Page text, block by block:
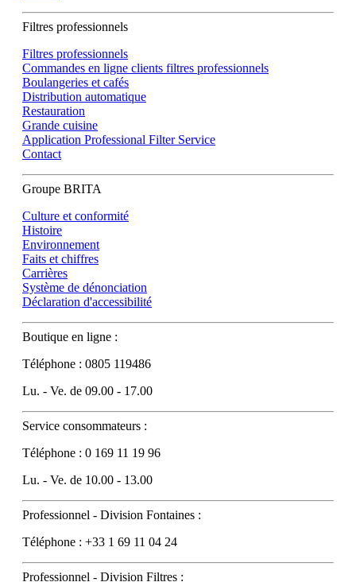
Filtres professionnels
Filtres professionnels
Commandes en ligne clients filtres professionnels
Boulangeries et cafés
Distribution automatique
Restauration
Grande cuisine
Application Professional Filter Service
Contact
Groupe BRITA
Culture et conformité
Histoire
Environnement
Faits et chiffres
Carrières
Système de dénonciation
Déclaration d'accessibilité
Boutique en ligne :
Téléphone : 0805 119486
Lu. - Ve. de 09.00 - 17.00
Service consommateurs :
Téléphone : 0 169 11 19 96
Lu. - Ve. de 10.00 - 13.00
Professionnel - Division Fontaines :
Téléphone : +33 1 69 11 04 24
Professionnel - Division Filtres :